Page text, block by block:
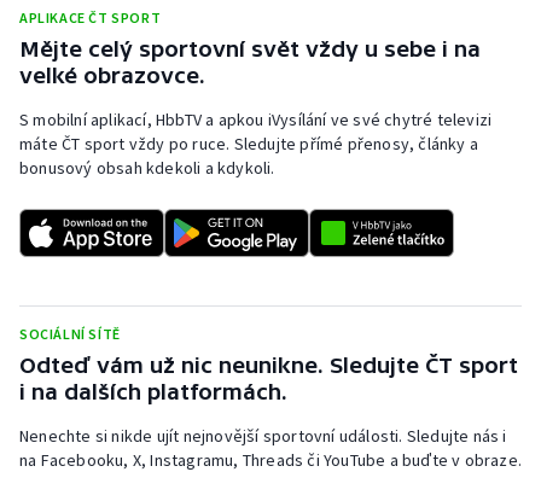
Sportovní střelba
Stolní tenis
Triatlon
Vodní slalom
Volejbal
Ostatní
APLIKACE ČT SPORT
Mějte celý sportovní svět vždy u sebe i na
velké obrazovce.
S mobilní aplikací, HbbTV a apkou iVysílání ve své chytré televizi
máte ČT sport vždy po ruce. Sledujte přímé přenosy, články a
bonusový obsah kdekoli a kdykoli.
SOCIÁLNÍ SÍTĚ
Odteď vám už nic neunikne. Sledujte ČT sport
i na dalších platformách.
Nenechte si nikde ujít nejnovější sportovní události. Sledujte nás i
na Facebooku, X, Instagramu, Threads či YouTube a buďte v obraze.